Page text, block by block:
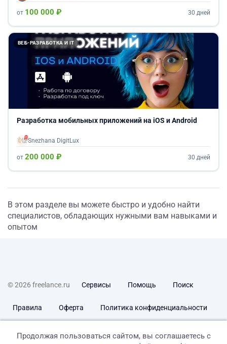
от 100 000 ₽ 30 дней
ВЕБ-РАЗРАБОТКА И IT
Разработка мобильных приложений на iOS и Android
Snezhana DigitLux
от 200 000 ₽ 30 дней
В этом разделе вы можете быстро и удобно найти
специалистов, обладающих нужными вам навыками и
опытом
© 2026 freelance.ru Сервисы Помощь Поиск
Правила Оферта Политика конфиденциальности
Продолжая пользоваться сайтом, вы соглашаетесь с